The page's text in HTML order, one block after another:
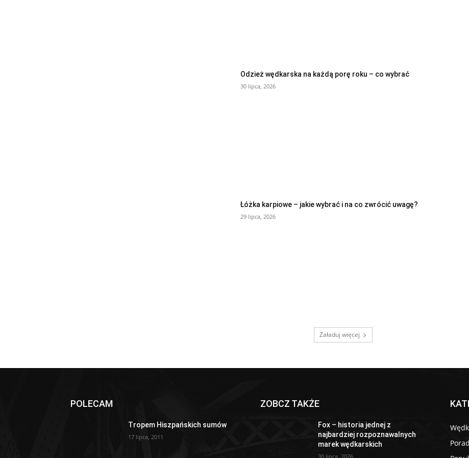
Odzież wędkarska na każdą porę roku – co wybrać
30 lipca, 2026
Łóżka karpiowe – jakie wybrać i na co zwrócić uwagę?
29 lipca, 2026
Załaduj więcej
POLECAM
Tropem Hiszpańskich sumów
17 lipca, 2011
ZOBCZ TAKŻE
Fox – historia jednej z
najbardziej rozpoznawalnych
marek wędkarskich
30 lipca, 2026